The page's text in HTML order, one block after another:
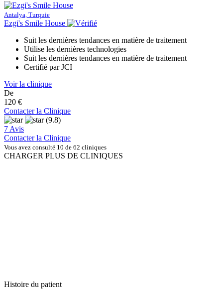
Antalya, Turquie
Ezgi's Smile House
Suit les dernières tendances en matière de traitement
Utilise les dernières technologies
Suit les dernières tendances en matière de traitement
Certifié par JCI
Voir la clinique
De
120 €
Contacter la Clinique
(9.8)
7 Avis
Contacter la Clinique
Vous avez consulté 10 de 62 cliniques
CHARGER PLUS DE CLINIQUES
Histoire du patient